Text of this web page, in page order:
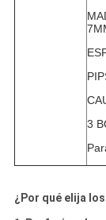
3
¿Por qué elija los